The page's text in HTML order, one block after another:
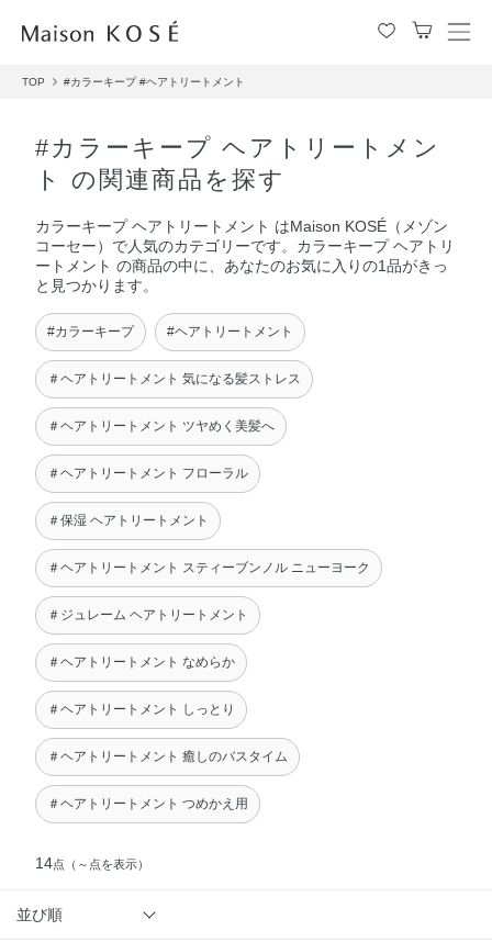
メ
TOP #カラーキープ #ヘアトリートメント
#カラーキープ ヘアトリートメン
ト の関連商品を探す
カラーキープ ヘアトリートメント はMaison KOSÉ（メゾン
コーセー）で人気のカテゴリーです。カラーキープ ヘアトリ
ートメント の商品の中に、あなたのお気に入りの1品がきっ
と見つかります。
#カラーキープ #ヘアトリートメント
＃ヘアトリートメント 気になる髪ストレス
＃ヘアトリートメント ツヤめく美髪へ
＃ヘアトリートメント フローラル
＃保湿 ヘアトリートメント
＃ヘアトリートメント スティーブンノル ニューヨーク
＃ジュレーム ヘアトリートメント
＃ヘアトリートメント なめらか
＃ヘアトリートメント しっとり
＃ヘアトリートメント 癒しのバスタイム
＃ヘアトリートメント つめかえ用
14点 （～点を表示）
並び順